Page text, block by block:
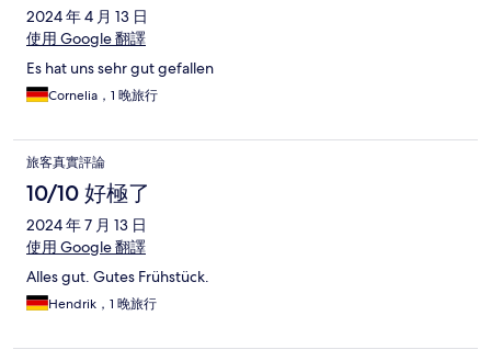
2024 年 4 月 13 日
使用 Google 翻譯
Es hat uns sehr gut gefallen
Cornelia，1 晚旅行
旅客真實評論
10/10 好極了
2024 年 7 月 13 日
使用 Google 翻譯
Alles gut. Gutes Frühstück.
Hendrik，1 晚旅行